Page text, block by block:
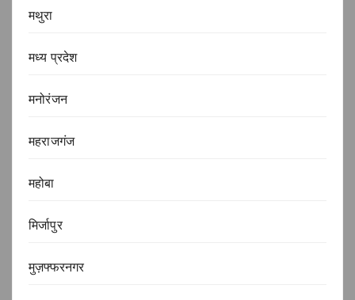
मथुरा
मध्य प्रदेश
मनोरंजन
महराजगंज
महोबा
मिर्जापुर
मुज़फ्फरनगर